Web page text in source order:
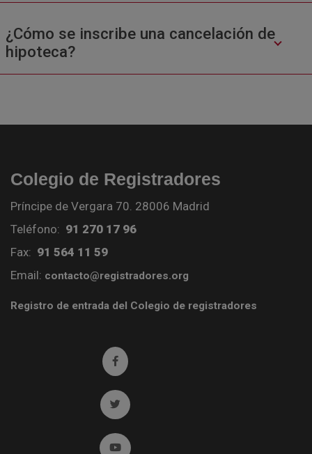
¿Cómo se inscribe una cancelación de
hipoteca?
Colegio de Registradores
Príncipe de Vergara 70. 28006 Madrid
Teléfono: 91 270 17 96
Fax: 91 564 11 59
Email: contacto@registradores.org
Registro de entrada del Colegio de registradores
Ir a facebook (abre en ventana nueva)
Ir a twitter (abre en ventana nueva)
Ir a YouTube (abre en ventana nueva)